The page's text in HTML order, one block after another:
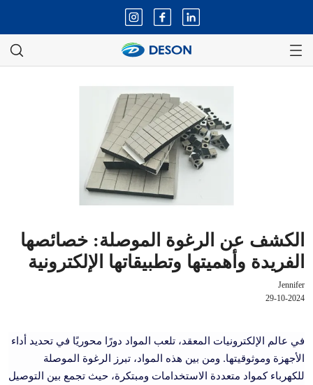
الكشف عن الرغوة الموصلة: خصائصها
الفريدة وأهميتها وتطبيقاتها الإلكترونية
Jennifer
29-10-2024
في عالم الإلكترونيات المعقد، تلعب المواد دورًا محوريًا في تحديد أداء
الأجهزة وموثوقيتها. ومن بين هذه المواد، تبرز الرغوة الموصلة
للكهرباء كمواد متعددة الاستخدامات ومبتكرة، حيث تجمع بين التوصيل